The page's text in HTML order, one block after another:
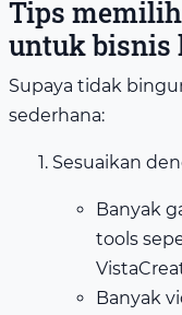
Tips
untuk bisnis
Supaya tidak
sederhana:
Sesuaikan
Banyak
tools
Banyak